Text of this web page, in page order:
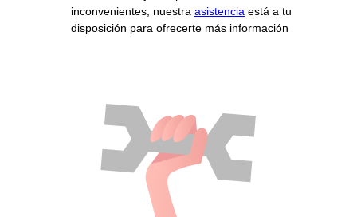
inconvenientes, nuestra asistencia está a tu
disposición para ofrecerte más información